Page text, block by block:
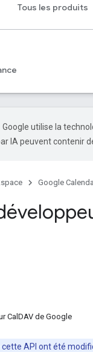
Tous les produits
Google utilise la
IA peuvent contenir
Google
CalDAV de Google
cette API ont été